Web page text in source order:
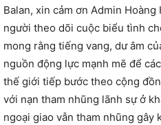
Balan, xin cảm ơn Admin
người theo dõi cuộc biểu tình
mong rằng tiếng vang, dư âm
nguồn động lực mạnh mẽ để
thế giới tiếp bước theo cộng
với nạn tham nhũng lãnh sự ở
ngoại giao vẫn tham nhũng gây